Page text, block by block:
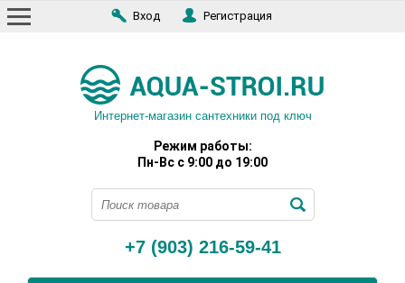
Вход Регистрация
Интернет-магазин сантехники под ключ
Режим работы:
Пн-Вс с 9:00 до 19:00
+7 (903) 216-59-41